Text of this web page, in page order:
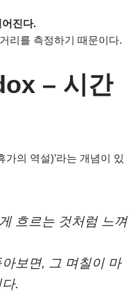
진다.
리를 측정하기 때문이다.
– 시간
가의 역설)’라는 개념이 있
흐르는 것처럼 느껴
보면, 그 며칠이 마
.